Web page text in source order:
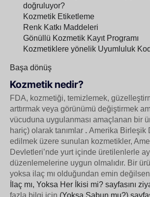
doğruluyor?
Kozmetik Etiketleme
Renk Katkı Maddeleri
Gönüllü Kozmetik Kayıt Programı
Kozmetiklere yönelik Uyumluluk
Başa dönüş
Kozmetik nedir?
FDA, kozmetiği, temizlemek,
arttırmak veya görünümü değiştirmek
vücuduna uygulanması amaçlanan bir
hariç) olarak tanımlar . Amerika Birleşik
edilmek üzere sunulan kozmetikler,
Devletleri’nde yurt içinde üretilenlerle
düzenlemelerine uygun olmalıdır. Bir
yoksa ilaç mı olduğundan emin
İlaç mı, Yoksa Her İkisi mi? sayfasını
fazla bilgi için (Yoksa Sabun mu?)